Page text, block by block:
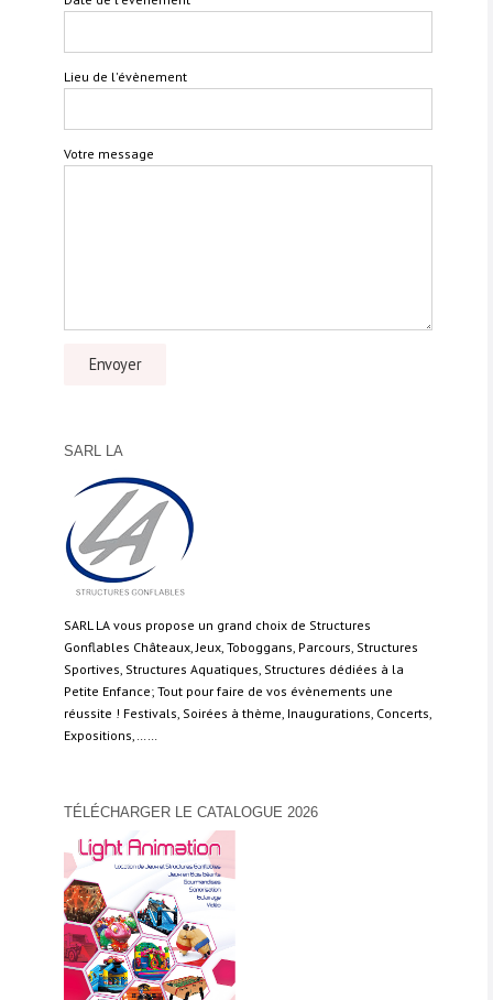
Lieu de l'évènement
Votre message
SARL LA
SARL LA vous propose un grand choix de Structures
Gonflables Châteaux, Jeux, Toboggans, Parcours, Structures
Sportives, Structures Aquatiques, Structures dédiées à la
Petite Enfance; Tout pour faire de vos évènements une
réussite ! Festivals, Soirées à thème, Inaugurations, Concerts,
Expositions,……
TÉLÉCHARGER LE CATALOGUE 2026